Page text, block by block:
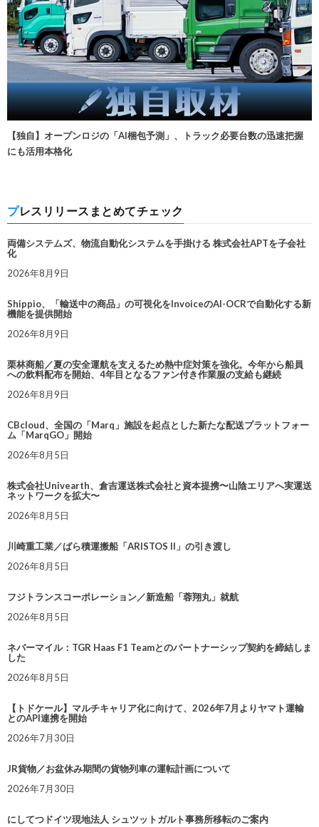
【独自】オープンロジの「AI梱包予測」、トラック必要台数の迅速把握
にも活用本格化
プレスリリースまとめてチェック
両備システムズ、物流自動化システムを手掛ける 株式会社APTを子会社
化
2026年8月9日
Shippio、「輸送中の商品」の可視化をInvoiceのAI-OCRで自動化する新
機能を提供開始
2026年8月9日
栗林商船／夏の安全運航を支えるため熱中症対策を強化。今年から船員
への飲料配布を開始、4年目となるファン付き作業服の支給も継続
2026年8月9日
CBcloud、全国の「Marq」施設を起点とした新たな配送プラットフォー
ム「MarqGO」開始
2026年8月5日
株式会社Univearth、倉吉運送株式会社と資本提携〜山陰エリアへ実運送
ネットワークを拡大〜
2026年8月5日
川崎重工業／ばら積運搬船「ARISTOS II」の引き渡し
2026年8月5日
フジトランスコーポレーション／新造船「蓉翔丸」就航
2026年8月5日
ネバーマイル：TGR Haas F1 Teamとのパートナーシップ契約を締結しま
した
2026年8月5日
【トドケール】マルチキャリア化に向けて、2026年7月よりヤマト運輸
とのAPI連携を開始
2026年7月30日
JR貨物／お盆休み期間の貨物列車の運転計画について
2026年7月30日
にしてつドイツ現地法人 シュツットガルト事務所移転のご案内